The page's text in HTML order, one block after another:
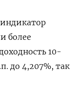
более
10-
до 4,207%, так